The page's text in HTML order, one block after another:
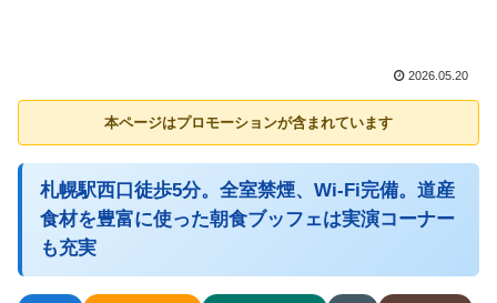
2026.05.20
本ページはプロモーションが含まれています
札幌駅西口徒歩5分。全室禁煙、Wi-Fi完備。道産
食材を豊富に使った朝食ブッフェは実演コーナー
も充実